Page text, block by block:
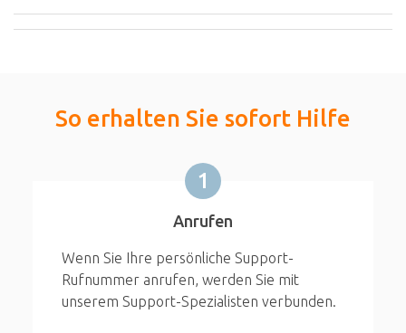
So erhalten Sie sofort Hilfe
1
Anrufen
Wenn Sie Ihre persönliche Support-
Rufnummer anrufen, werden Sie mit
unserem Support-Spezialisten verbunden.